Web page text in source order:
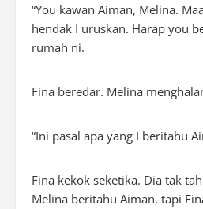
“You kawan Aiman, Melina.
hendak I uruskan. Harap you
rumah ni.
Fina beredar. Melina
“Ini pasal apa yang I beritahu
Fina kekok seketika. Dia tak
Melina beritahu Aiman, tapi